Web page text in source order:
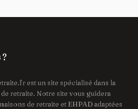
est un site spécialisé dans la
retraite. Notre site vous guidera
de retraite et EHPAD adaptées